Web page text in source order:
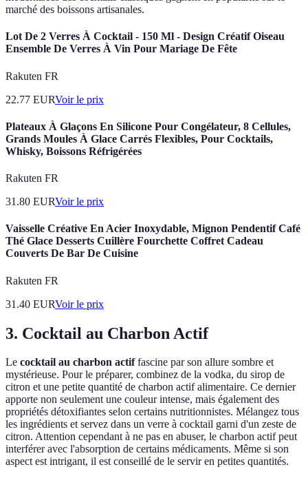
marché des boissons artisanales.
Lot De 2 Verres À Cocktail - 150 Ml - Design Créatif Oiseau
Ensemble De Verres À Vin Pour Mariage De Fête
Rakuten FR
22.77 EURVoir le prix
Plateaux À Glaçons En Silicone Pour Congélateur, 8 Cellules,
Grands Moules À Glace Carrés Flexibles, Pour Cocktails,
Whisky, Boissons Réfrigérées
Rakuten FR
31.80 EURVoir le prix
Vaisselle Créative En Acier Inoxydable, Mignon Pendentif Café
Thé Glace Desserts Cuillère Fourchette Coffret Cadeau
Couverts De Bar De Cuisine
Rakuten FR
31.40 EURVoir le prix
3. Cocktail au Charbon Actif
Le cocktail au charbon actiffascine par son allure sombre et
mystérieuse. Pour le préparer, combinez de la vodka, du sirop de
citron et une petite quantité de charbon actif alimentaire. Ce dernier
apporte non seulement une couleur intense, mais également des
propriétés détoxifiantes selon certains nutritionnistes. Mélangez tous
les ingrédients et servez dans un verre à cocktail garni d'un zeste de
citron. Attention cependant à ne pas en abuser, le charbon actif peut
interférer avec l'absorption de certains médicaments. Même si son
aspect est intrigant, il est conseillé de le servir en petites quantités.